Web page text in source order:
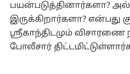
பயன்படுத்தினார்களா?
இருக்கிறார்களா? என்பது
ஸ்ரீகாந்திடமும் விசாரணை
போலீசார்